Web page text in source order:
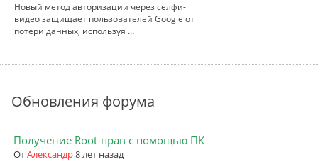
Новый метод авторизации через селфи-
видео защищает пользователей Google от
потери данных, используя …
Обновления форума
Получение Root-прав с помощью ПК
ОтАлександр8 лет назад